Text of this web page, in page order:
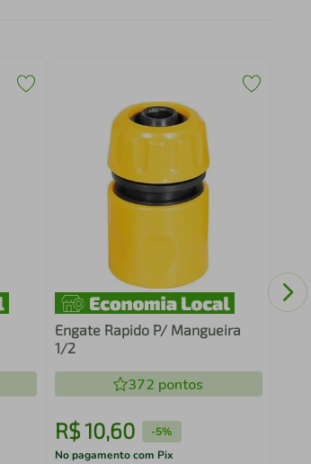
Engate Rapido P/ Mangueira
1/2
372 pontos
R$10,60 -5%
No pagamento com Pix